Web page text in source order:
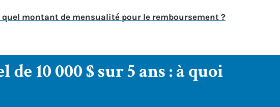
quel montant de mensualité pour le remboursement ?
10 000 $ sur 5 ans : à quoi